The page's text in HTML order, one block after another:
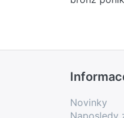
Novinky
Naposledy